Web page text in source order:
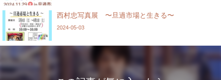
西村忠写真展 〜旦過市場と生きる〜
2024-05-03